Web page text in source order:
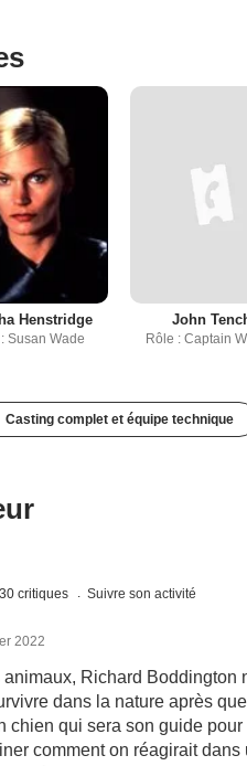
Henstridge
Susan Wade
John
Rôle : Captain
Casting complet et équipe technique
critiques Suivre son activité
2022
Richard Boddington
dans la nature après
chien qui sera son guide
comment on réagirait